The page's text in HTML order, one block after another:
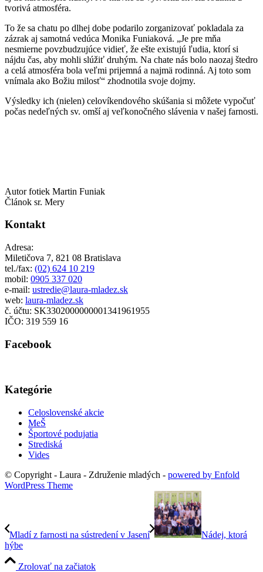
tvorivá atmosféra.
To že sa chatu po dlhej dobe podarilo zorganizovať pokladala za
zázrak aj samotná vedúca Monika Funiaková. „Je pre mňa
nesmierne povzbudzujúce vidieť, že ešte existujú ľudia, ktorí si
nájdu čas, aby mohli slúžiť druhým. Na chate nás bolo naozaj štedro
a celá atmosféra bola veľmi prijemná a najmä rodinná. Aj toto som
vnímala ako Božiu milosť“ zhodnotila svoje dojmy.
Výsledky ich (nielen) celovíkendového skúšania si môžete vypočuť
počas nedeľných sv. omší aj veľkonočného slávenia v našej farnosti.
Autor fotiek Martin Funiak
Článok sr. Mery
Kontakt
Adresa:
Miletičova 7, 821 08 Bratislava
tel./fax: (02) 624 10 219
mobil: 0905 337 020
e-mail: ustredie@laura-mladez.sk
web: laura-mladez.sk
č. účtu: SK3302000000001341961955
IČO: 319 559 16
Facebook
Kategórie
Celoslovenské akcie
MeŠ
Športové podujatia
Strediská
Vides
© Copyright - Laura - Združenie mladých - powered by Enfold
WordPress Theme
Mladí z farnosti na sústredení v Jasení
Nádej, ktorá
hýbe
Zrolovať na začiatok